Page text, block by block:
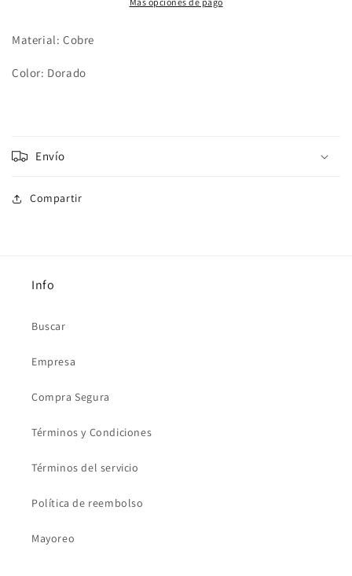
Material: Cobre
Color: Dorado
Envío
Compartir
Info
Buscar
Empresa
Compra Segura
Términos y Condiciones
Términos del servicio
Política de reembolso
Mayoreo